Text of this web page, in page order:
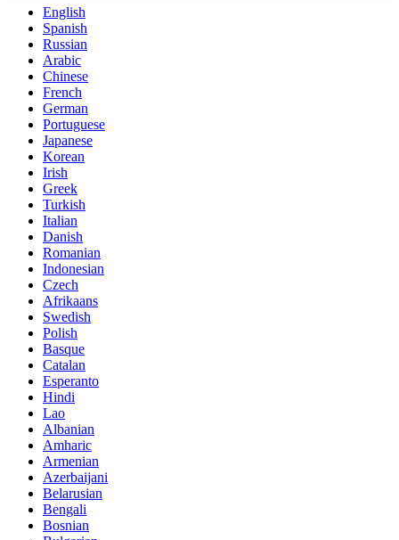
English
Spanish
Russian
Arabic
Chinese
French
German
Portuguese
Japanese
Korean
Irish
Greek
Turkish
Italian
Danish
Romanian
Indonesian
Czech
Afrikaans
Swedish
Polish
Basque
Catalan
Esperanto
Hindi
Lao
Albanian
Amharic
Armenian
Azerbaijani
Belarusian
Bengali
Bosnian